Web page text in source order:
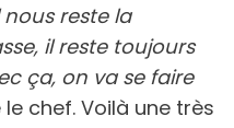
reste la
il reste toujours
ça, on va se faire
chef. Voilà une très